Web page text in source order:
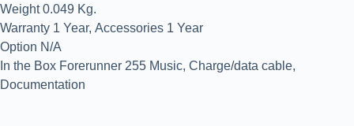
Weight 0.049 Kg.
Warranty 1 Year, Accessories 1 Year
Option N/A
In the Box Forerunner 255 Music, Charge/data cable,
Documentation